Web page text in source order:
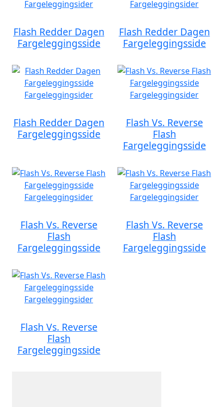
Flash Redder Dagen
Fargeleggingsside
Flash Redder Dagen
Fargeleggingsside
Flash Redder Dagen
Fargeleggingsside
Flash Vs. Reverse
Flash
Fargeleggingsside
Flash Vs. Reverse
Flash
Fargeleggingsside
Flash Vs. Reverse
Flash
Fargeleggingsside
Flash Vs. Reverse
Flash
Fargeleggingsside